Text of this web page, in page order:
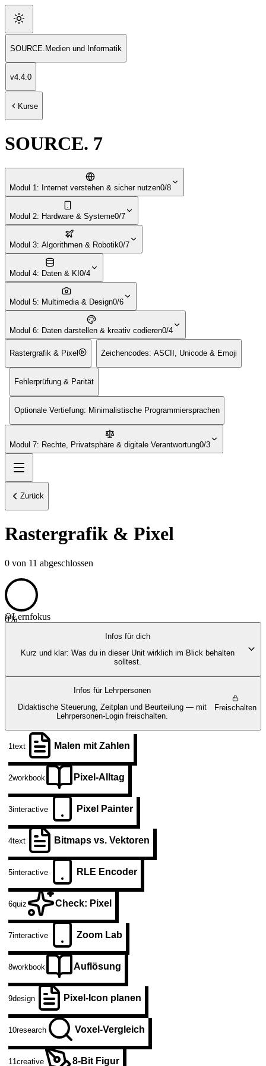
SOURCE Medien und Informatik
v4.4.0
Kurse
SOURCE. 7
Modul 1: Internet verstehen & sicher nutzen0/8
Modul 2: Hardware & Systeme0/7
Modul 3: Algorithmen & Robotik0/7
Modul 4: Daten & KI 0/4
Modul 5: Multimedia & Design0/6
Modul 6: Daten darstellen & kreativ codieren0/4
Rastergrafik & Pixel Zeichencodes: ASCII, Unicode & Emoji
Fehlerprüfung & Parität
Optionale Vertiefung: Minimalistische Programmiersprachen
Modul 7: Rechte, Privatsphäre & digitale Verantwortung0/3
Zurück
Rastergrafik & Pixel
0 von 11 abgeschlossen
0%
Lernfokus
Infos für dich
Kurz und klar: Was du in dieser Unit wirklich im Blick behalten
solltest.
Infos für Lehrpersonen
Didaktische Steuerung, Zeitplan und Beurteilung — mit
Lehrpersonen-Login freischalten.
Freischalten
1text Malen mit Zahlen
2workbook Pixel-Alltag
3interactive Pixel Painter
4text Bitmaps vs. Vektoren
5interactive RLE Encoder
6quiz Check: Pixel
7interactive Zoom Lab
8workbook Auflösung
9design Pixel-Icon planen
10research Voxel-Vergleich
11creative 8-Bit Figur